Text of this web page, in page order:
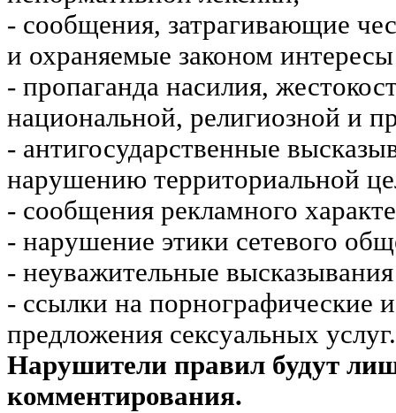
- сообщения, затрагивающие
и охраняемые законом
- пропаганда насилия,
национальной, религиозной и
- антигосударственные
нарушению территориальной
- сообщения рекламного
- нарушение этики сетевого
- неуважительные
- ссылки на порнографические
предложения сексуальных услуг.
Нарушители правил будут
комментирования.